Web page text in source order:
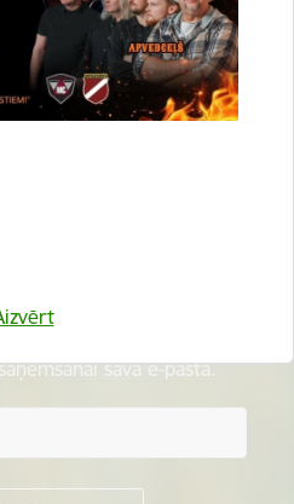
bija noderīga?
kurš uzzina!
savā e-pastā.